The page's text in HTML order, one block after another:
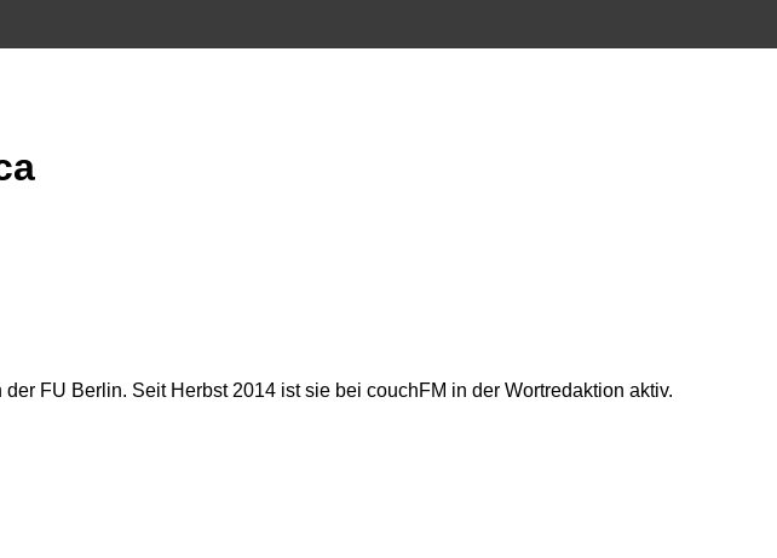
FU Berlin. Seit Herbst 2014 ist sie bei couchFM in der Wortredaktion aktiv.